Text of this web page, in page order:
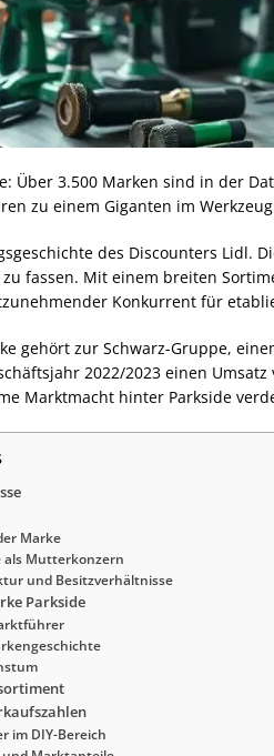
Über 3.500 Marken sind in der
zu einem Giganten im
des Discounters
fassen. Mit einem breiten
Konkurrent für
gehört zur Schwarz-Gruppe,
2022/2023 einen
Marktmacht hinter Parkside
Marke
als Mutterkonzern
und Besitzverhältnisse
Parkside
im DIY-Bereich